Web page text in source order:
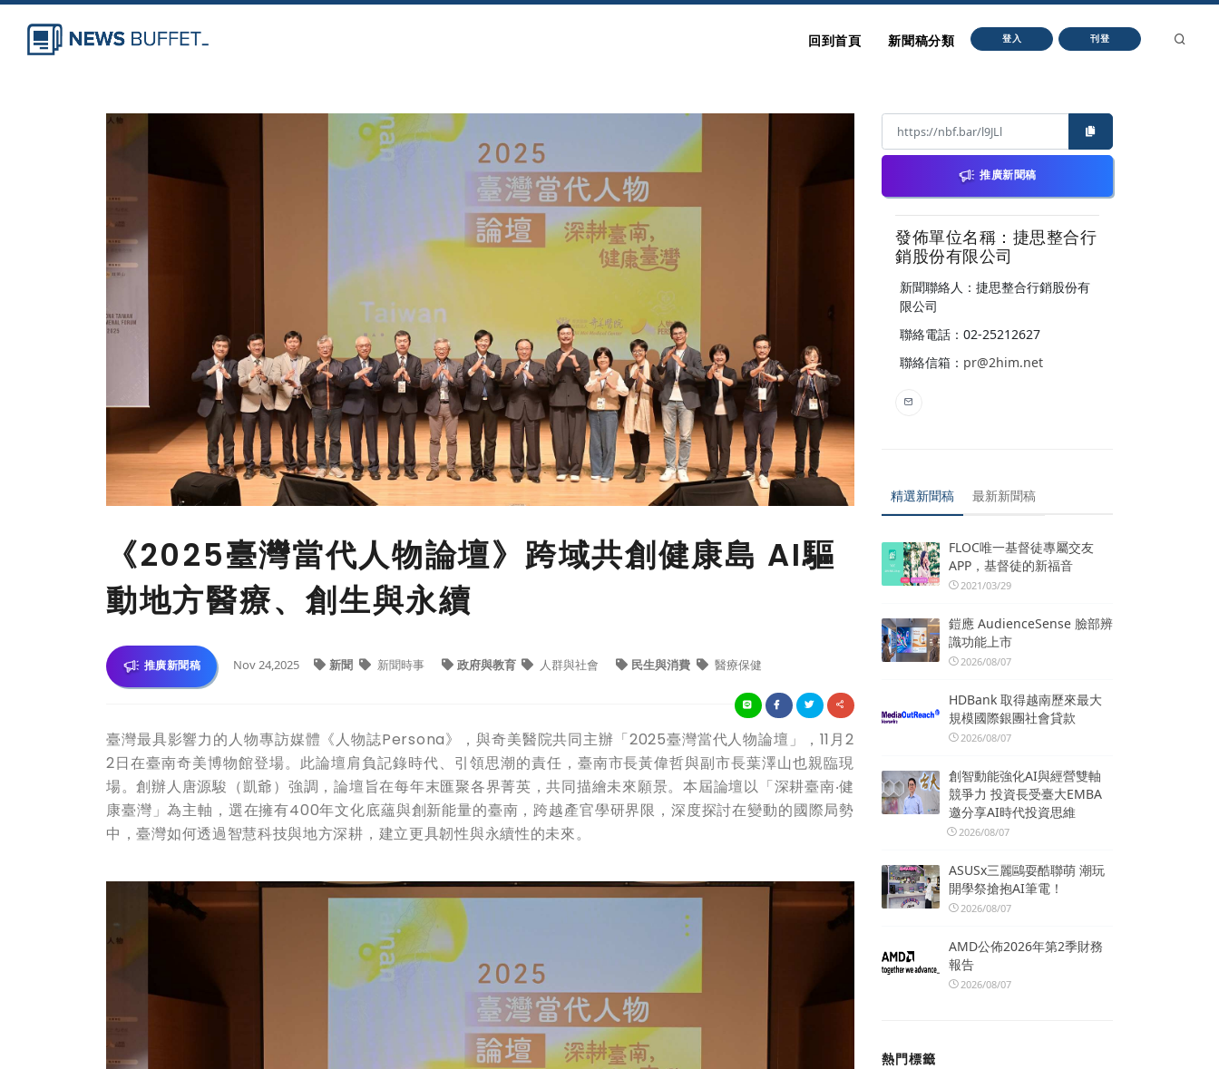
回到首頁 新聞稿分類 登入 刊登
《2025臺灣當代人物論壇》跨域共創健康島 AI驅
動地方醫療、創生與永續
推廣新聞稿 Nov 24,2025 新聞 新聞時事 政府與教育 人群與社會 民生與消費 醫療保健
臺灣最具影響力的人物專訪媒體《人物誌Persona》，與奇美醫院共同主辦「2025臺灣當代人物論壇」，11月2
2日在臺南奇美博物館登場。此論壇肩負記錄時代、引領思潮的責任，臺南市長黃偉哲與副市長葉澤山也親臨現
場。創辦人唐源駿（凱爺）強調，論壇旨在每年末匯聚各界菁英，共同描繪未來願景。本屆論壇以「深耕臺南‧健
康臺灣」為主軸，選在擁有400年文化底蘊與創新能量的臺南，跨越產官學研界限，深度探討在變動的國際局勢
中，臺灣如何透過智慧科技與地方深耕，建立更具韌性與永續性的未來。
推廣新聞稿
發佈單位名稱：捷思整合行
銷股份有限公司
新聞聯絡人：捷思整合行銷股份有
限公司
聯絡電話：02-25212627
聯絡信箱： pr@2him.net
精選新聞稿 最新新聞稿
FLOC唯一基督徒專屬交友
APP，基督徒的新福音
2021/03/29
鎧應 AudienceSense 臉部辨
識功能上市
2026/08/07
HDBank 取得越南歷來最大
規模國際銀團社會貸款
2026/08/07
創智動能強化AI與經營雙軸
競爭力 投資長受臺大EMBA
邀分享AI時代投資思維
2026/08/07
ASUSx三麗鷗耍酷聯萌 潮玩
開學祭搶抱AI筆電！
2026/08/07
AMD公佈2026年第2季財務
報告
2026/08/07
熱門標籤